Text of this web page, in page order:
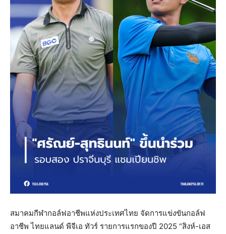
สมาคมกีฬากอล์ฟอาชีพแห่งประเทศไทย จัดการแข่งขันกอล์ฟ
อาชีพ ไทยแลนด์ พีจีเอ ทัวร์ รายการแรกของปี 2025 “สิงห์-เอส